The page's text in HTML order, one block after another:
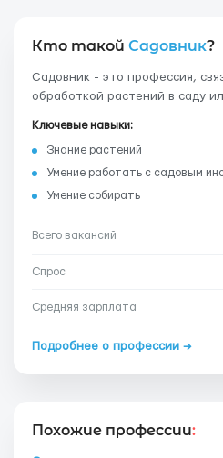
Кто такой Садовник?
Садовник - это профессия,
обработкой растений в саду
Ключевые навыки:
Знание растений
Умение работать с садовым
Умение собирать
Всего вакансий
Спрос
Средняя зарплата
Подробнее о профессии →
Похожие профессии: